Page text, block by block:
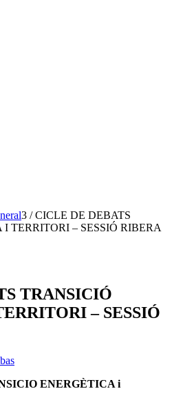
3 / CICLE DE DEBATS
TERRITORI – SESSIÓ RIBERA
TRANSICIÓ
– SESSIÓ
ENERGÈTICA i